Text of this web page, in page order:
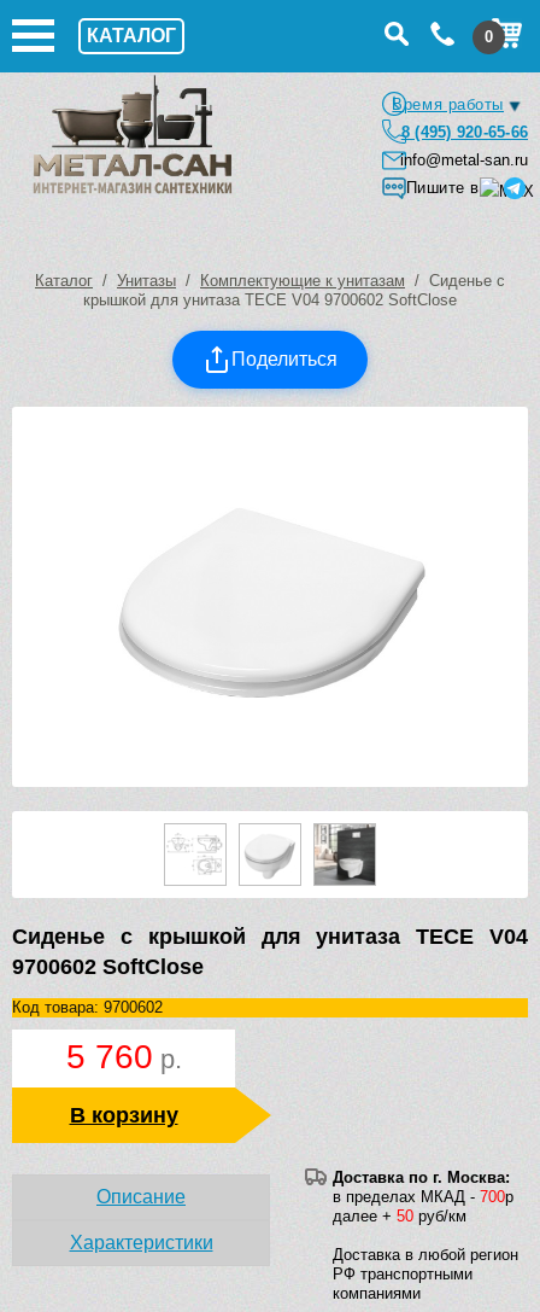
КАТАЛОГ 0
Время работы
8 (495) 920-65-66
info@metal-san.ru
Пишите в
Каталог / Унитазы / Комплектующие к унитазам / Сиденье с
крышкой для унитаза TECE V04 9700602 SoftClose
Поделиться
Сиденье с крышкой для унитаза TECE V04
9700602 SoftClose
Код товара: 9700602
5 760 р.
В корзину
Доставка по г. Москва:
в пределах МКАД - 700р
далее + 50 руб/км
Доставка в любой регион
РФ транспортными
компаниями
Описание
Характеристики